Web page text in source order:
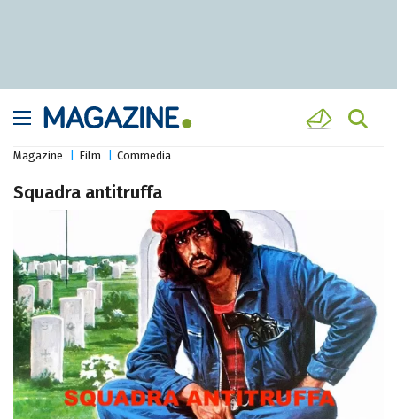
Magazine Film Commedia
Squadra antitruffa